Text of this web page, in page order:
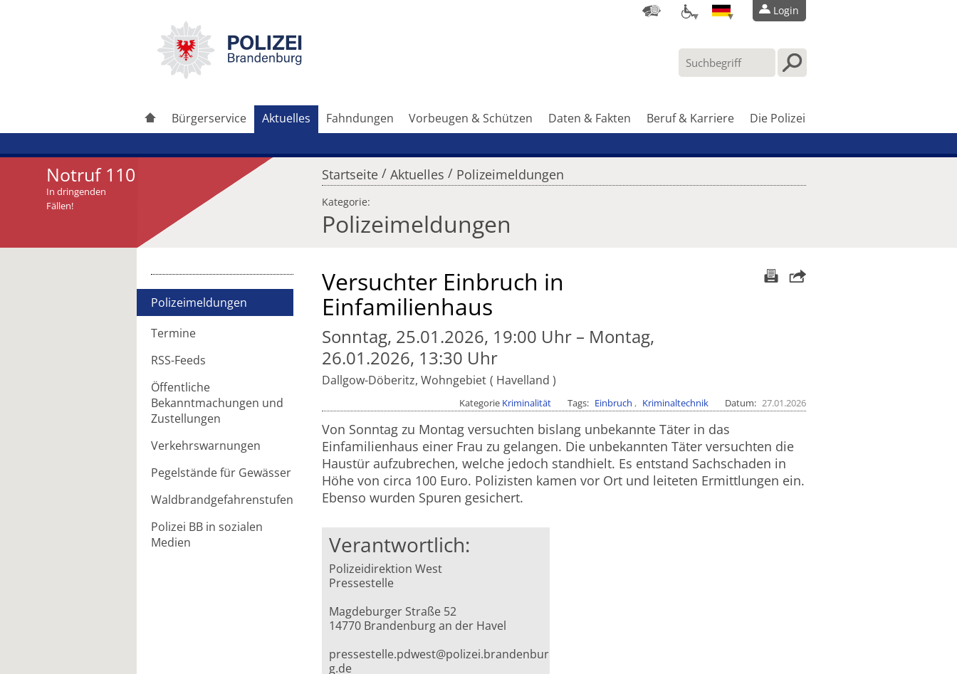
Login
Bürgerservice Aktuelles Fahndungen Vorbeugen & Schützen Daten & Fakten Beruf & Karriere Die Polizei
Notruf 110
In dringenden
Fällen!
Startseite / Aktuelles / Polizeimeldungen
Kategorie:
Polizeimeldungen
Polizeimeldungen
Termine
RSS-Feeds
Öffentliche
Bekanntmachungen und
Zustellungen
Verkehrswarnungen
Pegelstände für Gewässer
Waldbrandgefahrenstufen
Polizei BB in sozialen
Medien
Artikel weiterleiten
Versuchter Einbruch in
Einfamilienhaus
Sonntag, 25.01.2026, 19:00 Uhr – Montag,
26.01.2026, 13:30 Uhr
Dallgow-Döberitz, Wohngebiet Havelland
Kategorie Kriminalität Tags Einbruch Kriminaltechnik Datum 27.01.2026
Von Sonntag zu Montag versuchten bislang unbekannte Täter in das
Einfamilienhaus einer Frau zu gelangen. Die unbekannten Täter versuchten die
Haustür aufzubrechen, welche jedoch standhielt. Es entstand Sachschaden in
Höhe von circa 100 Euro. Polizisten kamen vor Ort und leiteten Ermittlungen ein.
Ebenso wurden Spuren gesichert.
Verantwortlich:
Polizeidirektion West
Pressestelle
Magdeburger Straße 52
14770 Brandenburg an der Havel
pressestelle.pdwest@polizei.brandenbur
g.de